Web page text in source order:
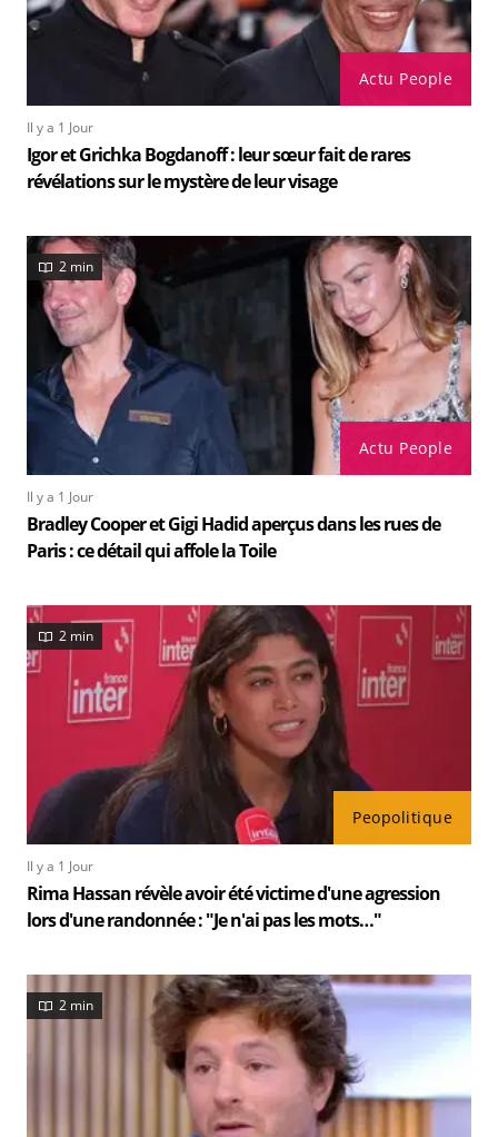
Actu People
Il y a 1 Jour
Igor et Grichka Bogdanoff : leur sœur fait de rares
révélations sur le mystère de leur visage
Actu People
2 min
Il y a 1 Jour
Bradley Cooper et Gigi Hadid aperçus dans les rues de
Paris : ce détail qui affole la Toile
Peopolitique
2 min
Il y a 1 Jour
Rima Hassan révèle avoir été victime d'une agression
lors d'une randonnée : "Je n'ai pas les mots…"
2 min